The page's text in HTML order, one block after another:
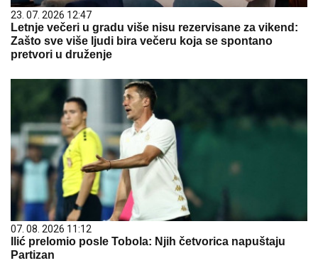
23. 07. 2026 12:47
Letnje večeri u gradu više nisu rezervisane za vikend:
Zašto sve više ljudi bira večeru koja se spontano
pretvori u druženje
07. 08. 2026 11:12
Ilić prelomio posle Tobola: Njih četvorica napuštaju
Partizan